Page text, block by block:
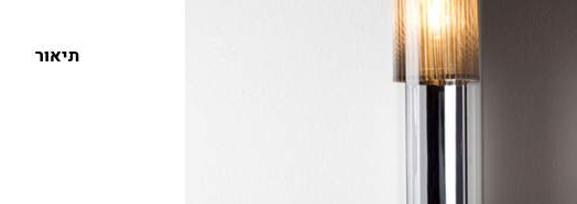
VIABIZZUNO
תיאור